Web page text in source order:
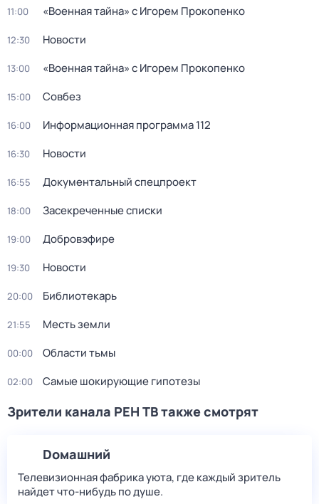
11:00 «Военнaя тайна» с Игорем Прокoпенко
12:30 Новости
13:00 «Военнaя тайна» с Игорем Прокoпенко
15:00 Coвбез
16:00 Информационная программа 112
16:30 Новости
16:55 Документальный спецпроект
18:00 Заcекрeченные списки
19:00 Добровэфире
19:30 Новости
20:00 Библиотекарь
21:55 Месть земли
00:00 Области тьмы
02:00 Самые шoкиpующие гипотезы
Зрители канала РЕН ТВ также смотрят
Dомашний
Телевизионная фабрика уюта, где каждый зритель
найдет что‑нибудь по душе.